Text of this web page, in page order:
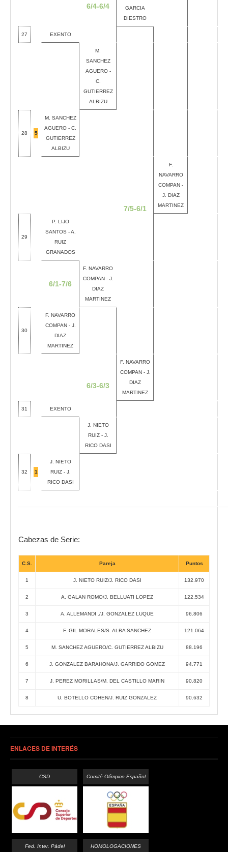
6/4-6/4
GARCIA
DIESTRO
27 EXENTO
M.
SANCHEZ
AGUERO -
C.
GUTIERREZ
ALBIZU
28 5
M. SANCHEZ
AGUERO - C.
GUTIERREZ
ALBIZU
7/5-6/1
F.
NAVARRO
COMPAN -
J. DIAZ
MARTINEZ
29
P. LIJO
SANTOS - A.
RUIZ
GRANADOS
6/1-7/6
F. NAVARRO
COMPAN - J.
DIAZ
MARTINEZ
30
F. NAVARRO
COMPAN - J.
DIAZ
MARTINEZ
6/3-6/3
F. NAVARRO
COMPAN - J.
DIAZ
MARTINEZ
31 EXENTO
J. NIETO
RUIZ - J.
RICO DASI
32 1
J. NIETO
RUIZ - J.
RICO DASI
Cabezas de Serie:
C.S. Pareja Puntos
1 J. NIETO RUIZ/J. RICO DASI 132.970
2 A. GALAN ROMO/J. BELLUATI LOPEZ 122.534
3 A. ALLEMANDI ./J. GONZALEZ LUQUE 96.806
4 F. GIL MORALES/S. ALBA SANCHEZ 121.064
5 M. SANCHEZ AGUERO/C. GUTIERREZ ALBIZU 88.196
6 J. GONZALEZ BARAHONA/J. GARRIDO GOMEZ 94.771
7 J. PEREZ MORILLAS/M. DEL CASTILLO MARIN 90.820
8 U. BOTELLO COHEN/J. RUIZ GONZALEZ 90.632
ENLACES DE INTERÉS
CSD Comité Olímpico Español
Fed. Inter. Pádel HOMOLOGACIONES